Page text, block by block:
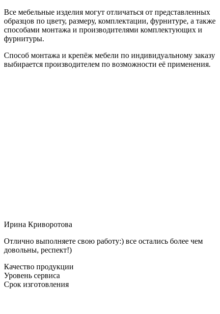
Все мебельные изделия могут отличаться от представленных
образцов по цвету, размеру, комплектации, фурнитуре, а также
способами монтажа и производителями комплектующих и
фурнитуры.
Способ монтажа и крепёж мебели по индивидуальному заказу
выбирается производителем по возможности её применения.
Ирина Криворотова
Отлично выполняете свою работу:) все остались более чем
довольны, респект!)
Качество продукции
Уровень сервиса
Срок изготовления